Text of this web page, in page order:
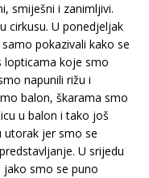
smiješni i zanimljivi.
cirkusu. U ponedjeljak
pokazivali kako se
lopticama koje smo
napunili rižu i
balon, škarama smo
u balon i tako još
utorak jer smo se
U srijedu
smo se puno